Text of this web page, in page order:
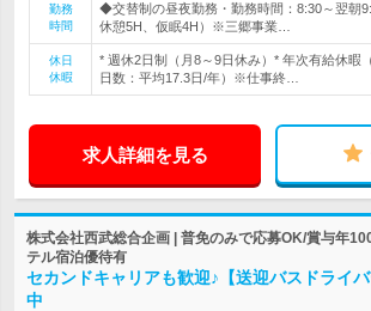
勤務
時間
◆交替制の昼夜勤務・勤務時間：8:30～翌朝
休憩5H、仮眠4H）※三郷事業…
休日
休暇
* 週休2日制（月8～9日休み）* 年次有給休暇
日数：平均17.3日/年）※仕事終…
求人詳細を見る
株式会社西武総合企画 | 普免のみで応募OK/賞与年
テル宿泊優待有
セカンドキャリアも歓迎♪【送迎バスドライ
中